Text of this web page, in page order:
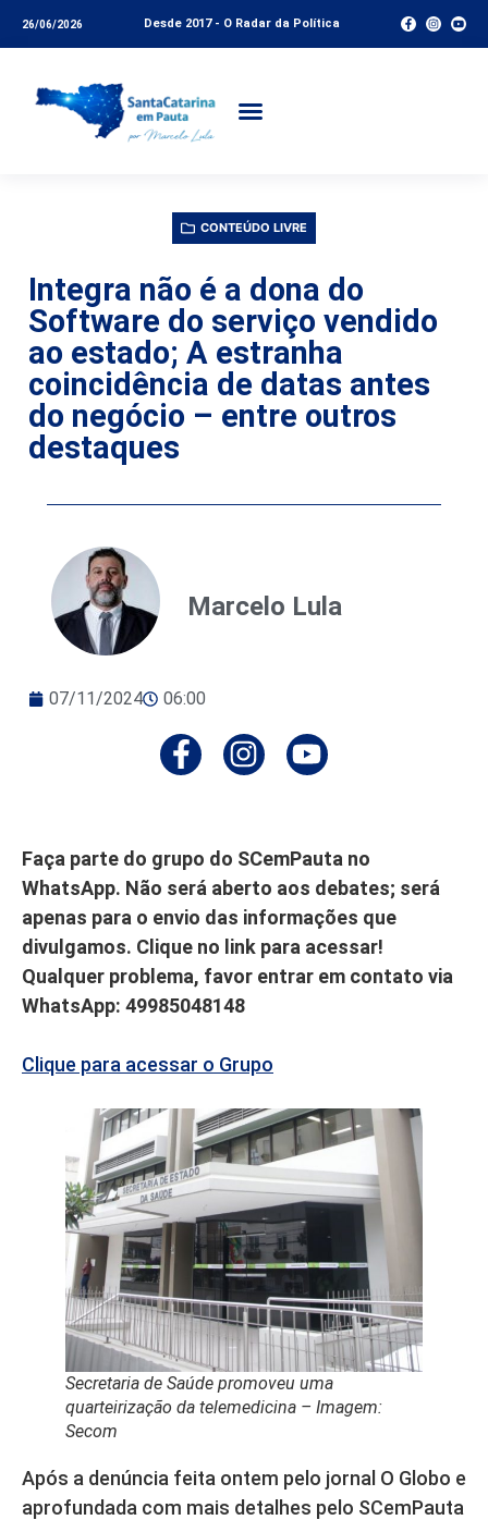
26/06/2026 Desde 2017 - O Radar da Política
CONTEÚDO LIVRE
Integra não é a dona do
Software do serviço vendido
ao estado; A estranha
coincidência de datas antes
do negócio – entre outros
destaques
Marcelo Lula
07/11/2024 06:00
Faça parte do grupo do SCemPauta no
WhatsApp. Não será aberto aos debates; será
apenas para o envio das informações que
divulgamos. Clique no link para acessar!
Qualquer problema, favor entrar em contato via
WhatsApp: 49985048148
Clique para acessar o Grupo
Secretaria de Saúde promoveu uma
quarteirização da telemedicina – Imagem:
Secom
Após a denúncia feita ontem pelo jornal O Globo e
aprofundada com mais detalhes pelo SCemPauta